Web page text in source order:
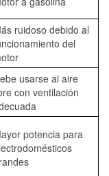
ruidoso debido al
del
usarse al aire
con ventilación
potencia para